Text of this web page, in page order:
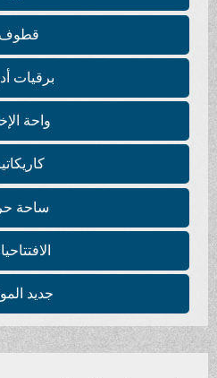
قطوف
برقيات أدبية
واحة الإخاء
كاريكاتير
ساحة حرة
الافتتاحيات
جديد الموقع